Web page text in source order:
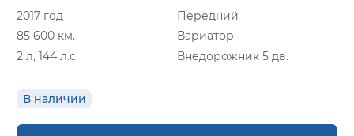
2017 год
Передний
85 600 км.
Вариатор
2 л, 144 л.с.
Внедорожник 5 дв.
В наличии